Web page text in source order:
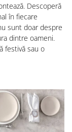
Descoperă
în fiecare
sunt doar despre
dintre oameni.
festivă sau o